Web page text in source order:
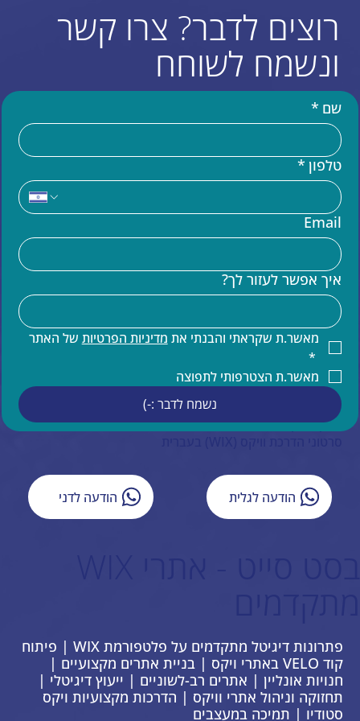
עוד באתר
בניית אתר וויקס (WIX)
מומחים לקוד בוויקס VELO
שידרוג אתר וויקס
הדרכות וויקס
קידום אתרים
קידום אורגני של אתר וויקס
תחזוקת אתר וויקס
הדרכות ותמיכה טכנית למעצבים בוויקס
תמיכה בעברית באתרי וויקס
איפיון אתר וויקס
ייעוץ עסקי
הודעה לגלית הודעה לדני
שם *
טלפון *
Email
איך אפשר לעזור לך?
מאשר.ת שקראתי והבנתי את מדיניות הפרטיות של האתר
*
מאשר.ת הצטרפותי לתפוצה
נשמח לדבר :-)
רוצים לדבר? צרו קשר
ונשמח לשוחח
פתרונות דיגיטל מתקדמים על פלטפורמת WIX | פיתוח
קוד VELO באתרי ויקס | בניית אתרים מקצועיים |
חנויות אונליין | אתרים רב-לשוניים | ייעוץ דיגיטלי |
תחזוקה וניהול אתרי וויקס | הדרכות מקצועיות ויקס
סטודיו | תמיכה במעצבים